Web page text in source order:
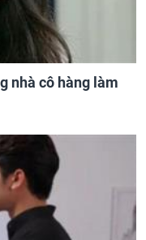
nhà cô hàng làm